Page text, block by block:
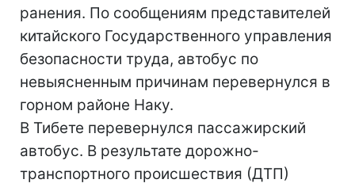
ранения. По сообщениям представителей
китайского Государственного управления
безопасности труда, автобус по
невыясненным причинам перевернулся в
горном районе Наку.
В Тибете перевернулся пассажирский
автобус. В результате дорожно-
транспортного происшествия (ДТП)